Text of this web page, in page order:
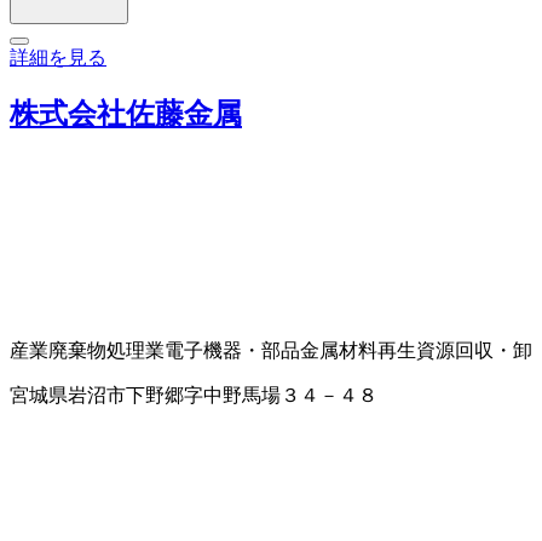
詳細を見る
株式会社佐藤金属
産業廃棄物処理業電子機器・部品金属材料再生資源回収・卸
宮城県岩沼市下野郷字中野馬場３４－４８